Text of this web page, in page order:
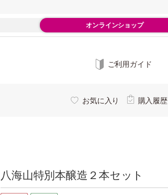
オンラインショップ
ご利用ガイド
お気に入り 購入履歴
八海山特別本醸造２本セット